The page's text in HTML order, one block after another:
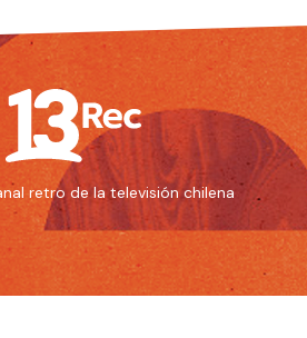
retro de la televisión chilena